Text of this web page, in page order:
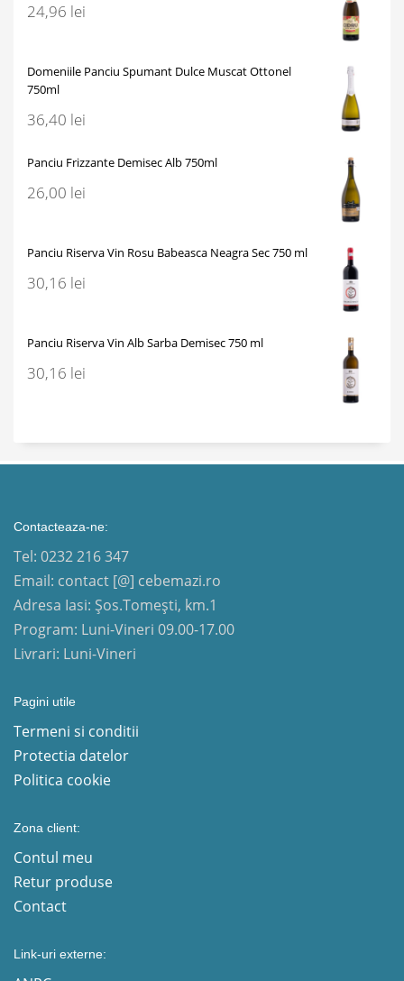
24,96 lei
Domeniile Panciu Spumant Dulce Muscat Ottonel
750ml
36,40 lei
Panciu Frizzante Demisec Alb 750ml
26,00 lei
Panciu Riserva Vin Rosu Babeasca Neagra Sec 750 ml
30,16 lei
Panciu Riserva Vin Alb Sarba Demisec 750 ml
30,16 lei
Contacteaza-ne:
Tel: 0232 216 347
Email: contact [@] cebemazi.ro
Adresa Iasi: Șos.Tomești, km.1
Program: Luni-Vineri 09.00-17.00
Livrari: Luni-Vineri
Pagini utile
Termeni si conditii
Protectia datelor
Politica cookie
Zona client:
Contul meu
Retur produse
Contact
Link-uri externe: